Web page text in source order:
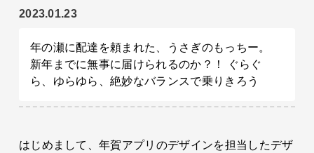
2023.01.23
年の瀬に配達を頼まれた、うさぎのもっちー。
新年までに無事に届けられるのか？！ ぐらぐ
ら、ゆらゆら、絶妙なバランスで乗りきろう
はじめまして、年賀アプリのデザインを担当したデザ